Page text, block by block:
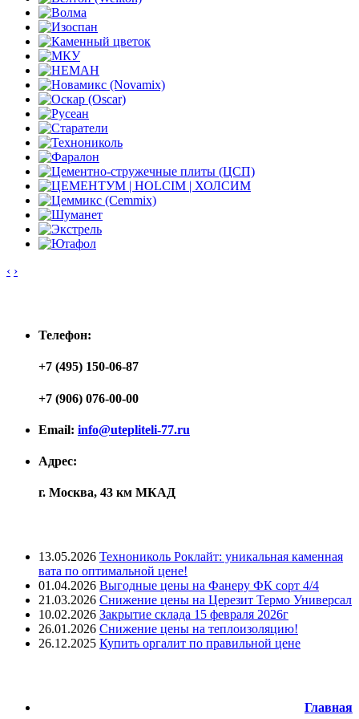
‹ ›
Телефон:
+7 (495) 150-06-87
+7 (906) 076-00-00
Email: info@utepliteli-77.ru
Адрес:
г. Москва, 43 км МКАД
13.05.2026 Технониколь Роклайт: уникальная каменная
вата по оптимальной цене!
01.04.2026 Выгодные цены на Фанеру ФК сорт 4/4
21.03.2026 Снижение цены на Церезит Термо Универсал
10.02.2026 Закрытие склада 15 февраля 2026г
26.01.2026 Снижение цены на теплоизоляцию!
26.12.2025 Купить оргалит по правильной цене
Главная